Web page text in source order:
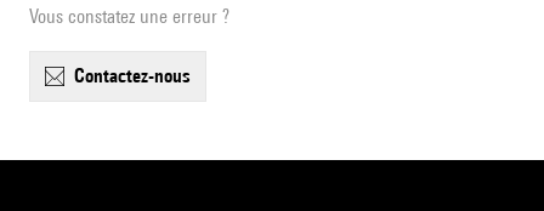
Vous constatez une erreur ?
contactez-nous